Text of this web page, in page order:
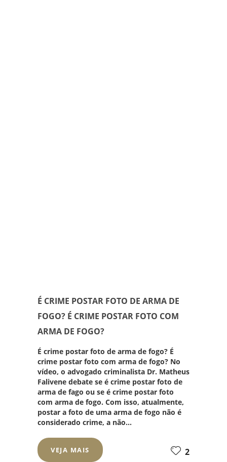
É CRIME POSTAR FOTO DE ARMA DE
FOGO? É CRIME POSTAR FOTO COM
ARMA DE FOGO?
É crime postar foto de arma de fogo? É
crime postar foto com arma de fogo? No
vídeo, o advogado criminalista Dr. Matheus
Falivene debate se é crime postar foto de
arma de fago ou se é crime postar foto
com arma de fogo. Com isso, atualmente,
postar a foto de uma arma de fogo não é
considerado crime, a não...
VEJA MAIS 2